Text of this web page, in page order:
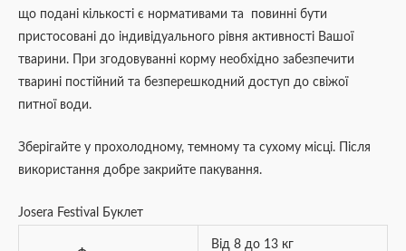
що подані кількості є нормативами та повинні бути
пристосовані до індивідуального рівня активності Вашої
тварини. При згодовуванні корму необхідно забезпечити
тварині постійний та безперешкодний доступ до свіжої
питної води.
Зберігайте у прохолодному, темному та сухому місці. Після
використання добре закрийте пакування.
Josera Festival Буклет
Від 8 до 13 кг